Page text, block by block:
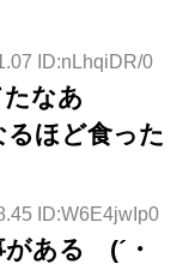
ID:nLhqiDR/0
なあ
ほど食った
ID:W6E4jwIp0
がある (´・